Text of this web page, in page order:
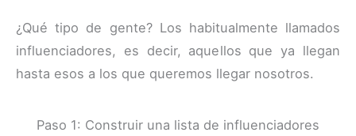
¿Qué tipo de gente? Los habitualmente llamados
influenciadores, es decir, aquellos que ya llegan
hasta esos a los que queremos llegar nosotros.
Paso 1: Construir una lista de influenciadores